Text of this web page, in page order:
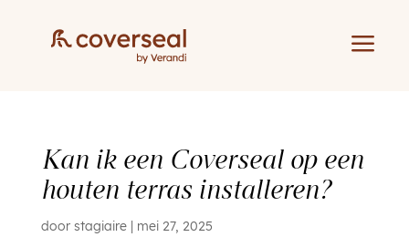
a
Kan ik een Coverseal op een
houten terras installeren?
door stagiaire| mei 27, 2025